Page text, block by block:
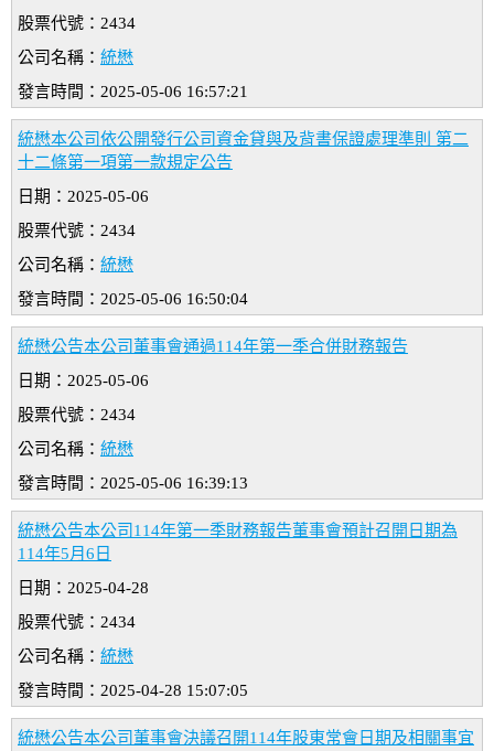
股票代號：2434
公司名稱： 統懋
發言時間：2025-05-06 16:57:21
統懋本公司依公開發行公司資金貸與及背書保證處理準則 第二
十二條第一項第一款規定公告
日期：2025-05-06
股票代號：2434
公司名稱： 統懋
發言時間：2025-05-06 16:50:04
統懋公告本公司董事會通過114年第一季合併財務報告
日期：2025-05-06
股票代號：2434
公司名稱： 統懋
發言時間：2025-05-06 16:39:13
統懋公告本公司114年第一季財務報告董事會預計召開日期為
114年5月6日
日期：2025-04-28
股票代號：2434
公司名稱： 統懋
發言時間：2025-04-28 15:07:05
統懋公告本公司董事會決議召開114年股東常會日期及相關事宜